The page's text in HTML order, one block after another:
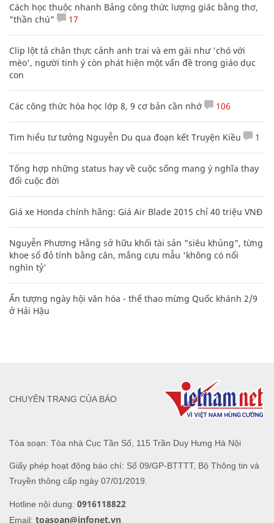
Cách học thuộc nhanh Bảng công thức lượng giác bằng thơ,
"thần chú"
17
Clip lột tả chân thực cảnh anh trai và em gái như 'chó với
mèo', người tinh ý còn phát hiện một vấn đề trong giáo dục
con
Các công thức hóa học lớp 8, 9 cơ bản cần nhớ 106
Tìm hiểu tư tưởng Nguyễn Du qua đoạn kết Truyện Kiều 1
Tổng hợp những status hay về cuộc sống mang ý nghĩa thay
đổi cuộc đời
Giá xe Honda chính hãng: Giá Air Blade 2015 chỉ 40 triệu VNĐ
Nguyễn Phương Hằng sở hữu khối tài sản "siêu khủng", từng
khoe sổ đỏ tính bằng cân, mắng cựu mẫu 'không có nổi
nghìn tỷ'
Ấn tượng ngày hội văn hóa - thể thao mừng Quốc khánh 2/9
ở Hải Hậu
Tòa soạn: Tòa nhà Cục Tần Số, 115 Trần Duy Hưng Hà Nội
Giấy phép hoạt động báo chí: Số 09/GP-BTTTT, Bộ Thông tin và
Truyền thông cấp ngày 07/01/2019.
Hotline nội dung: 0916118822
Email: toasoan@infonet.vn
CHUYÊN TRANG CỦA BÁO